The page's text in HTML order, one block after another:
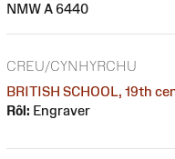
NMW A 6440
CREU/CYNHYRCHU
BRITISH SCHOOL, 19th
Rôl: Engraver